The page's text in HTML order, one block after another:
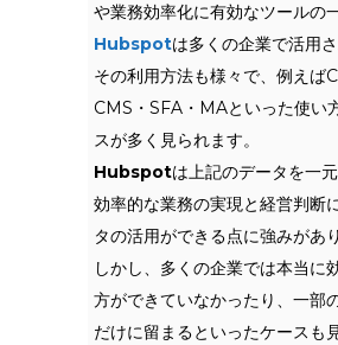
や業務効率化に有効なツールの
Hubspotは多くの企業で活用さ
その利用方法も様々で、例えば
CMS・SFA・MAといった使い
スが多く見られます。
Hubspotは上記のデータを一
効率的な業務の実現と経営判断
タの活用ができる点に強みがあ
しかし、多くの企業では本当に
方ができていなかったり、一部
だけに留まるといったケースも